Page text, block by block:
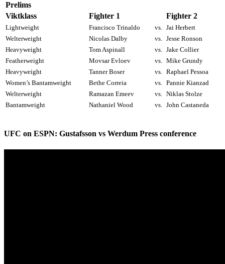
Prelims
Viktklass
Fighter 1 Fighter 2
Lightweight Francisco Trinaldo vs. Jai Herbert
Welterweight
Nicolas Dalby vs. Jesse Ronson
Heavyweight
Tom Aspinall vs. Jake Collier
Featherweight
Movsar Evloev vs. Mike Grundy
Heavyweight
Tanner Boser vs. Raphael Pessoa
Women’s Bantamweight
Bethe Correia vs. Pannie Kianzad
Welterweight
Ramazan Emeev vs. Niklas Stolze
Bantamweight
Nathaniel Wood vs. John Castaneda
UFC on ESPN: Gustafsson vs Werdum Press conference